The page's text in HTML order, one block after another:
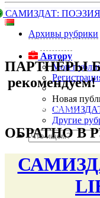
САМИЗДАТ: ПОЭЗИЯ
Архивы рубрики
Автору
Мои
Новая
Другие
подняться наверх ↑
ПАРТНЁРЫ
рекомендуем!
подняться наверх ↑
ОБРАТНО В